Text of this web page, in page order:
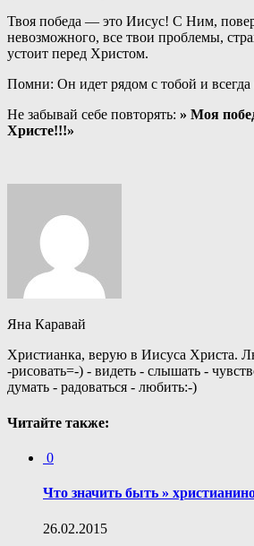
Твоя победа — это Иисус! С Ним,
невозможного, все твои проблемы,
устоит перед Христом.
Помни: Он идет рядом с тобой и всегда
Не забывай себе повторять: » Моя
Христе!!!»
Яна Каравай
Христианка, верую в Иисуса Христа.
-рисовать=-) - видеть - слышать -
думать - радоваться - любить:-)
Читайте также:
0
Что значить быть »
26.02.2015